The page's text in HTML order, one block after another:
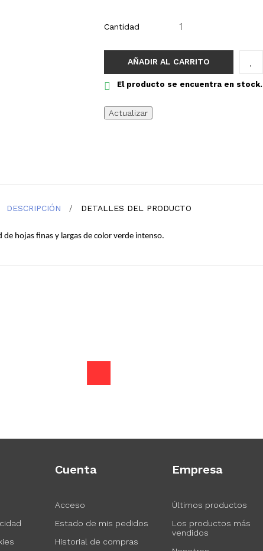
Cantidad
AÑADIR AL CARRITO
El producto se encuentra en stock.
DESCRIPCIÓN DETALLES DEL PRODUCTO
hojas finas y largas de color verde intenso.
Cuenta
Acceso
Estado de mis pedidos
Historial de compras
Empresa
Últimos productos
Los productos más
vendidos